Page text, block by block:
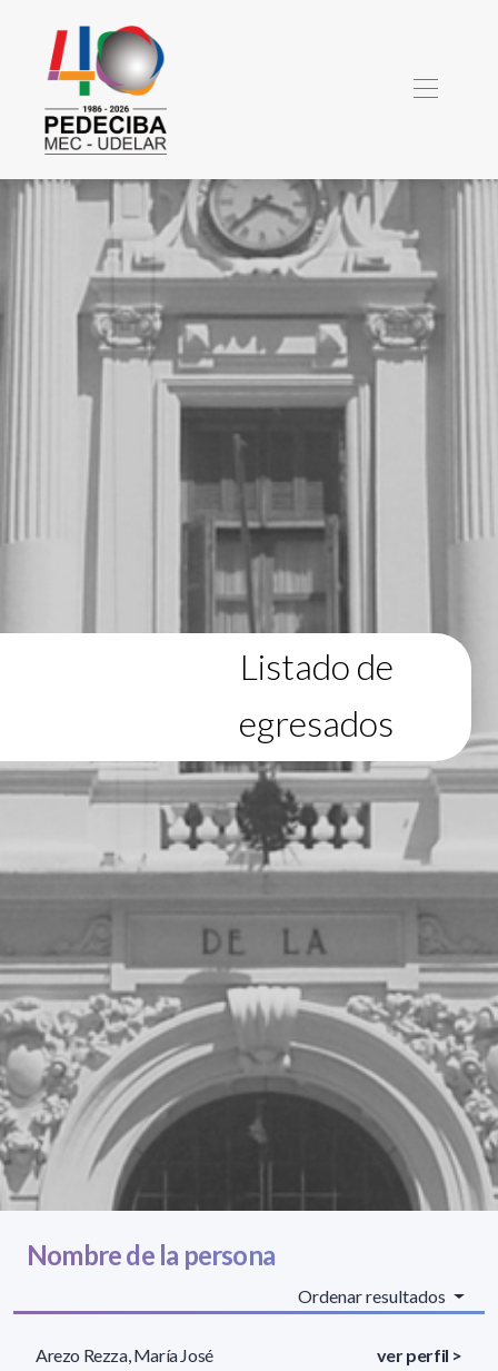
Listado de
egresados
Nombre de la persona
Ordenar resultados
Arezo Rezza, María José ver perfil >